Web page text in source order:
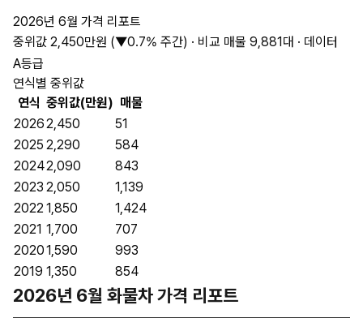
2026년 6월 가격 리포트
중위값 2,450만원 (▼0.7% 주간) · 비교 매물 9,881대 · 데이터
A등급
연식별 중위값
연식 중위값(만원) 매물
20262,450
51
2025 2,290
584
20242,090
843
2023 2,050
1,139
2022 1,850
1,424
2021 1,700
707
20201,590
993
2019 1,350 854
2026년 6월 화물차 가격 리포트